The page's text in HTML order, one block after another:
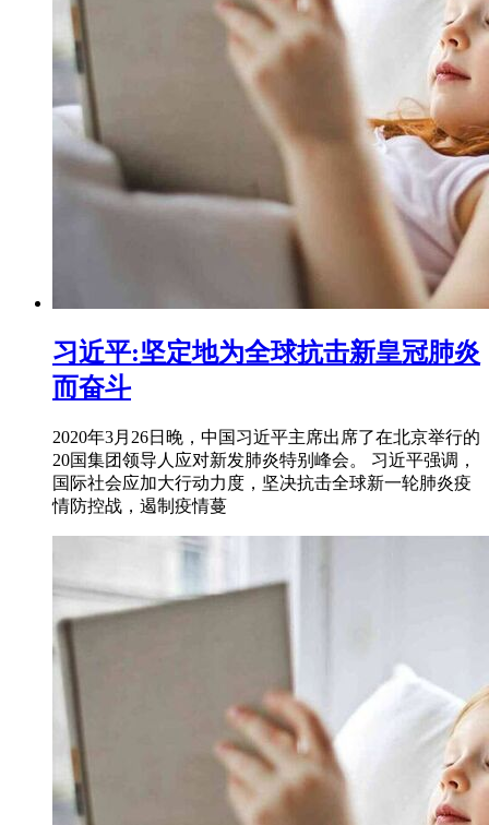
习近平:坚定地为全球抗击新皇冠肺炎
而奋斗
2020年3月26日晚，中国习近平主席出席了在北京举行的
20国集团领导人应对新发肺炎特别峰会。 习近平强调，
国际社会应加大行动力度，坚决抗击全球新一轮肺炎疫
情防控战，遏制疫情蔓